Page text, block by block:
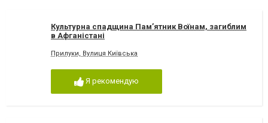
Культурна спадщина Пам’ятник Воїнам, загиблим
в Афганістані
Прилуки, Вулиця Київська
Я рекомендую